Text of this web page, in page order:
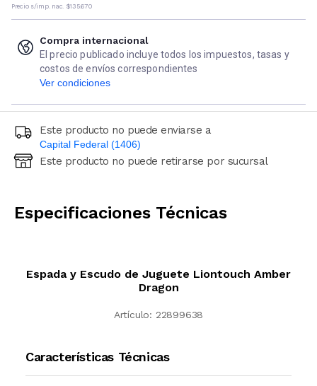
Precio s/imp. nac. $135.670
Compra internacional
El precio publicado incluye todos los impuestos, tasas y
costos de envíos correspondientes
Ver condiciones
Este producto no puede enviarse a
Capital Federal (1406)
Ingresá código postal (sólo números)
Este producto no puede retirarse por sucursal
Especificaciones Técnicas
Espada y Escudo de Juguete Liontouch Amber
Dragon
Artículo: 22899638
Características Técnicas